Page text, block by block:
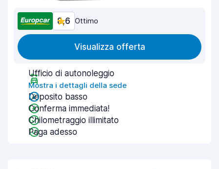
8,6 Ottimo
Visualizza offerta
Ufficio di autonoleggio
Mostra i dettagli della sede
Deposito basso
Conferma immediata!
Chilometraggio illimitato
Paga adesso